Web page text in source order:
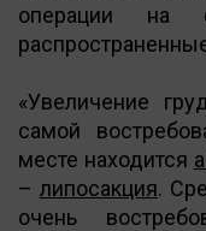
операции на
«Увеличение
самой
месте находится
– липосакция.
очень